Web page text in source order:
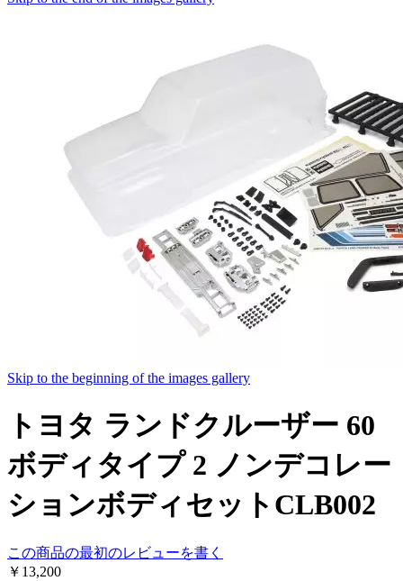
Skip to the beginning of the images gallery
トヨタ ランドクルーザー 60
ボディタイプ 2 ノンデコレー
ションボディセットCLB002
この商品の最初のレビューを書く
￥13,200